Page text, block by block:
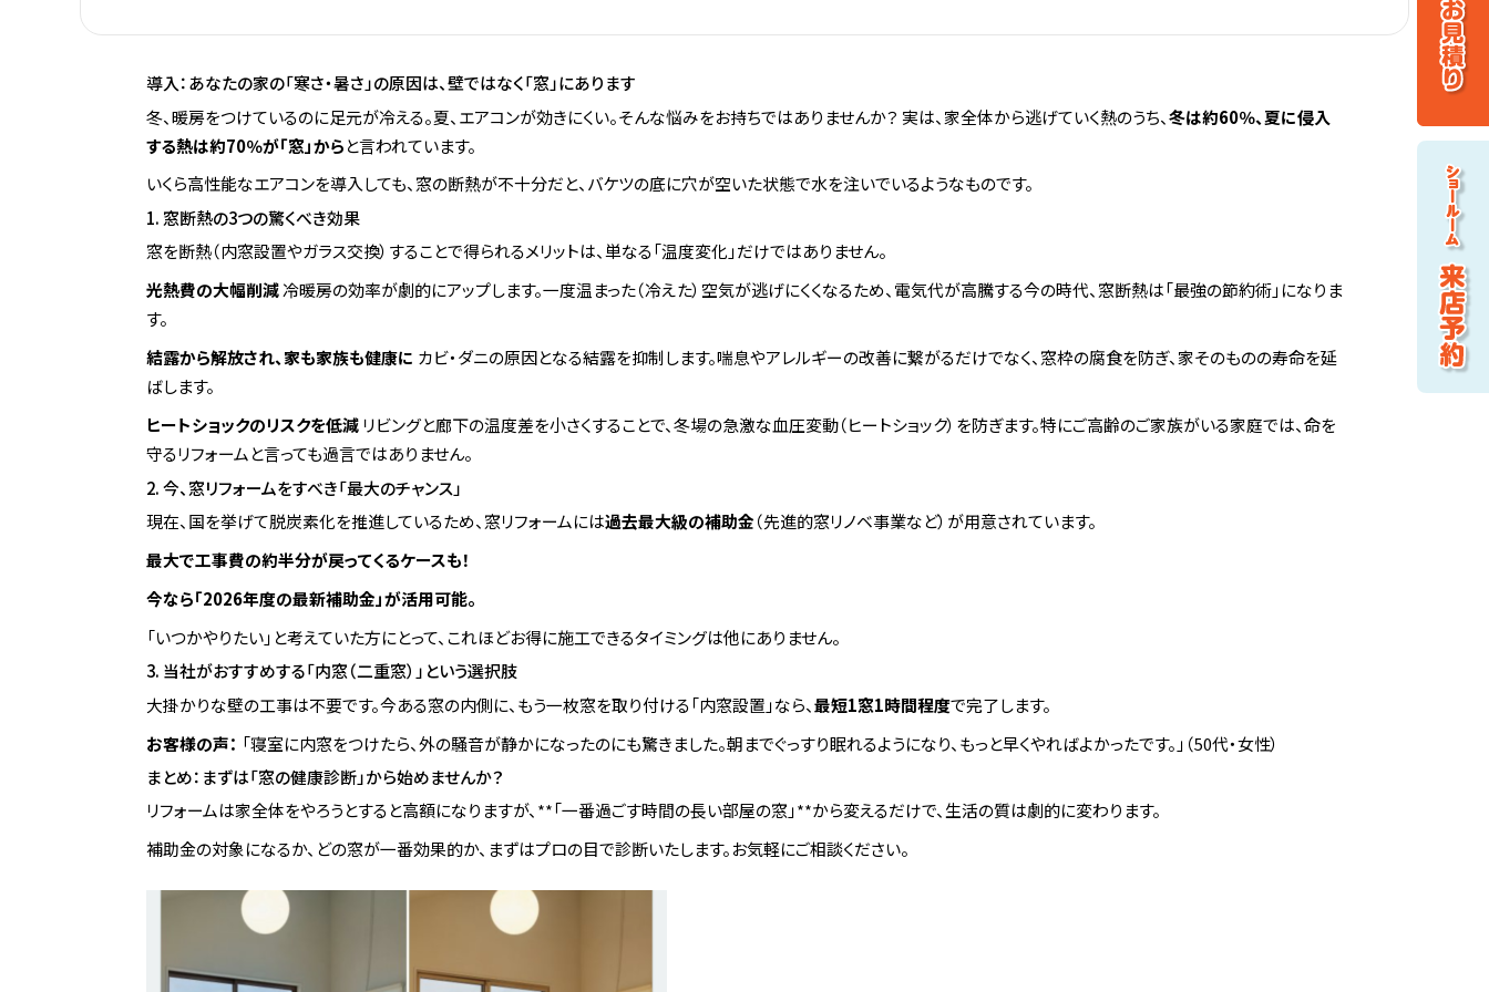
導入：あなたの家の「寒さ・暑さ」の原因は、壁ではなく「窓」にあります
冬、暖房をつけているのに足元が冷える。夏、エアコンが効きにくい。そんな悩みをお持ちではありませんか？ 実は、家全体から逃げていく熱のうち、冬は約60％、夏に侵入
する熱は約70％が「窓」からと言われています。
いくら高性能なエアコンを導入しても、窓の断熱が不十分だと、バケツの底に穴が空いた状態で水を注いでいるようなものです。
1. 窓断熱の3つの驚くべき効果
窓を断熱（内窓設置やガラス交換）することで得られるメリットは、単なる「温度変化」だけではありません。
光熱費の大幅削減冷暖房の効率が劇的にアップします。一度温まった（冷えた）空気が逃げにくくなるため、電気代が高騰する今の時代、窓断熱は「最強の節約術」になりま
す。
結露から解放され、家も家族も健康に カビ・ダニの原因となる結露を抑制します。喘息やアレルギーの改善に繋がるだけでなく、窓枠の腐食を防ぎ、家そのものの寿命を延
ばします。
ヒートショックのリスクを低減 リビングと廊下の温度差を小さくすることで、冬場の急激な血圧変動（ヒートショック）を防ぎます。特にご高齢のご家族がいる家庭では、命を
守るリフォームと言っても過言ではありません。
2. 今、窓リフォームをすべき「最大のチャンス」
現在、国を挙げて脱炭素化を推進しているため、窓リフォームには過去最大級の補助金（先進的窓リノベ事業など）が用意されています。
最大で工事費の約半分が戻ってくるケースも！
今なら「2026年度の最新補助金」が活用可能。
「いつかやりたい」と考えていた方にとって、これほどお得に施工できるタイミングは他にありません。
3. 当社がおすすめする「内窓（二重窓）」という選択肢
大掛かりな壁の工事は不要です。今ある窓の内側に、もう一枚窓を取り付ける「内窓設置」なら、最短1窓1時間程度で完了します。
お客様の声： 「寝室に内窓をつけたら、外の騒音が静かになったのにも驚きました。朝までぐっすり眠れるようになり、もっと早くやればよかったです。」（50代・女性）
まとめ：まずは「窓の健康診断」から始めませんか？
リフォームは家全体をやろうとすると高額になりますが、**「一番過ごす時間の長い部屋の窓」**から変えるだけで、生活の質は劇的に変わります。
補助金の対象になるか、どの窓が一番効果的か、まずはプロの目で診断いたします。お気軽にご相談ください。